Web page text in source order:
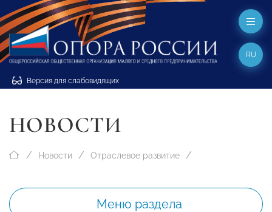
Версия для слабовидящих
RU
НОВОСТИ
Новости Отраслевое развитие
Меню раздела